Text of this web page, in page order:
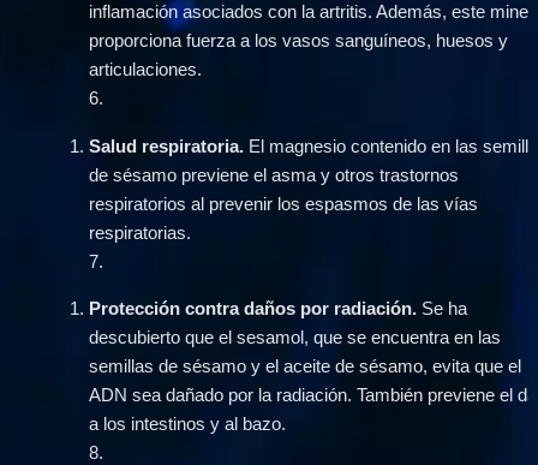
inflamación asociados con la artritis. Además, este
proporciona fuerza a los vasos sanguíneos, huesos y
articulaciones.
6.
Salud respiratoria. El magnesio contenido en las
de sésamo previene el asma y otros trastornos
respiratorios al prevenir los espasmos de las vías
respiratorias.
7.
Protección contra daños por radiación. Se ha
descubierto que el sesamol, que se encuentra en las
semillas de sésamo y el aceite de sésamo, evita que el
ADN sea dañado por la radiación. También previene el
a los intestinos y al bazo.
8.